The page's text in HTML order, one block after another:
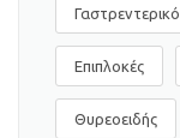
Γαστρεντερικό
Επιπλοκές
Θυρεοειδής